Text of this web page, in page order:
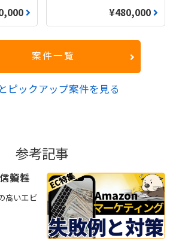
¥480,000
案件一覧
ピックアップ案件を見る
参考記事
高いエビ